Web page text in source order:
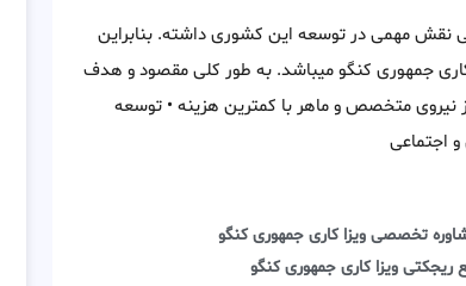
نقش مهمی در توسعه این کشوری داشته. بنابراین
جمهوری کنگو میباشد. به طور کلی مقصود و هدف
نیروی متخصص و ماهر با کمترین هزینه • توسعه
اجتماعی
تخصصی ویزا کاری جمهوری کنگو
ریجکتی ویزا کاری جمهوری کنگو